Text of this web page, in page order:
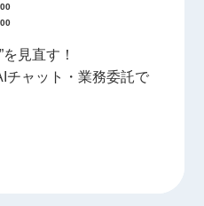
見直す！
チャット・業務委託で